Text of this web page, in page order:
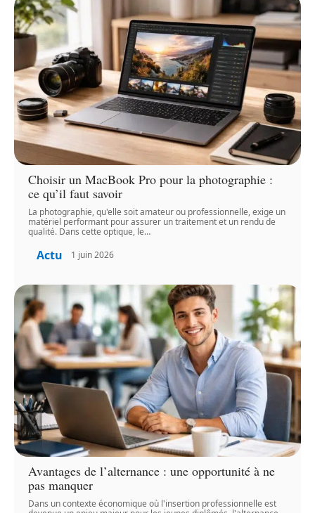
Choisir un MacBook Pro pour la photographie :
ce qu’il faut savoir
La photographie, qu'elle soit amateur ou professionnelle, exige un
matériel performant pour assurer un traitement et un rendu de
qualité. Dans cette optique, le…
Actu 1 juin 2026
Avantages de l’alternance : une opportunité à ne
pas manquer
Dans un contexte économique où l'insertion professionnelle est